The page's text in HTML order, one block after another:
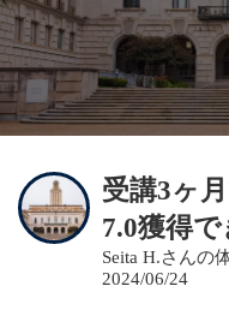
受講3ヶ
7.0獲得で
Seita H.さんの
2024/06/24